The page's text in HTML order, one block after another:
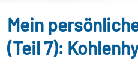
Mein
(Teil 7):